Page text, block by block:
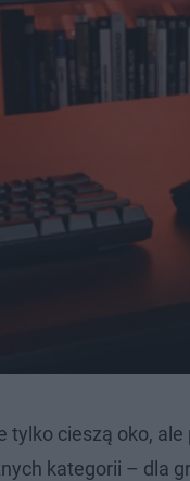
cieszą oko,
kategorii – dla